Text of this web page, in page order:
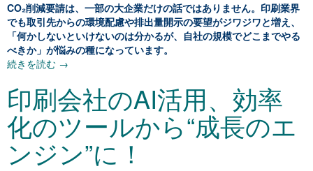
CO₂削減要請は、一部の大企業だけの話ではありません。印刷業界
でも取引先からの環境配慮や排出量開示の要望がジワジワと増え、
「何かしないといけないのは分かるが、自社の規模でどこまでやる
べきか」が悩みの種になっています。
続きを読む →
印刷会社のAI活用、効率
化のツールから“成長のエ
ンジン”に！